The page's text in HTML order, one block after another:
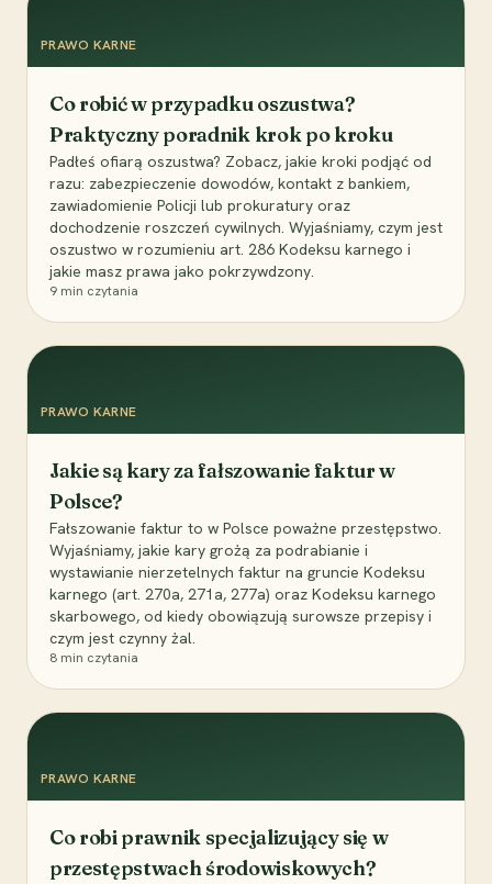
PRAWO KARNE
Co robić w przypadku oszustwa?
Praktyczny poradnik krok po kroku
Padłeś ofiarą oszustwa? Zobacz, jakie kroki podjąć od
razu: zabezpieczenie dowodów, kontakt z bankiem,
zawiadomienie Policji lub prokuratury oraz
dochodzenie roszczeń cywilnych. Wyjaśniamy, czym jest
oszustwo w rozumieniu art. 286 Kodeksu karnego i
jakie masz prawa jako pokrzywdzony.
9 min czytania
PRAWO KARNE
Jakie są kary za fałszowanie faktur w
Polsce?
Fałszowanie faktur to w Polsce poważne przestępstwo.
Wyjaśniamy, jakie kary grożą za podrabianie i
wystawianie nierzetelnych faktur na gruncie Kodeksu
karnego (art. 270a, 271a, 277a) oraz Kodeksu karnego
skarbowego, od kiedy obowiązują surowsze przepisy i
czym jest czynny żal.
8 min czytania
PRAWO KARNE
Co robi prawnik specjalizujący się w
przestępstwach środowiskowych?